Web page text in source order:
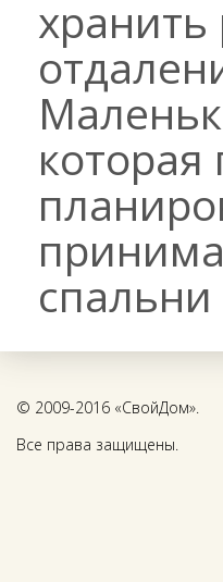
© 2009-2016 «СвойДом».
Все права защищены.